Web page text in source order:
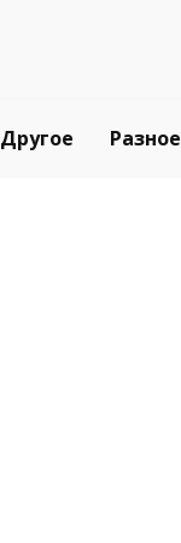
Другое Разное